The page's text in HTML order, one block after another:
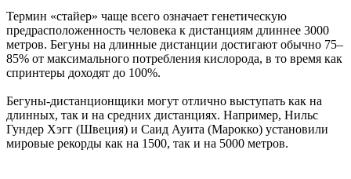
Термин «стайер» чаще всего означает генетическую
предрасположенность человека к дистанциям длиннее 3000
метров. Бегуны на длинные дистанции достигают обычно 75–
85% от максимального потребления кислорода, в то время как
спринтеры доходят до 100%.
Бегуны-дистанционщики могут отлично выступать как на
длинных, так и на средних дистанциях. Например, Нильс
Гундер Хэгг (Швеция) и Саид Ауита (Марокко) установили
мировые рекорды как на 1500, так и на 5000 метров.